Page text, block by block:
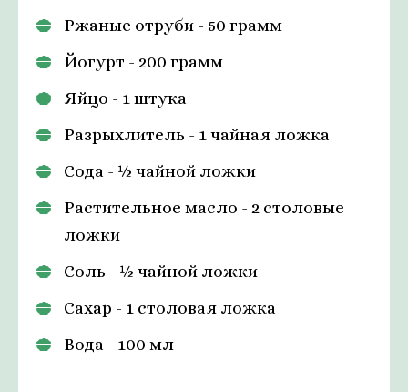
Ржаные отруби - 50 грамм
Йогурт - 200 грамм
Яйцо - 1 штука
Разрыхлитель - 1 чайная ложка
Сода - ½ чайной ложки
Растительное масло - 2 столовые
ложки
Соль - ½ чайной ложки
Сахар - 1 столовая ложка
Вода - 100 мл